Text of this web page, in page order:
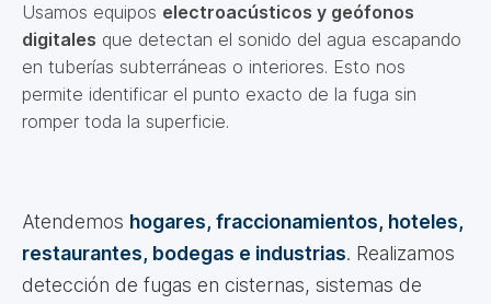
Usamos equipos electroacústicos y geófonos
digitales que detectan el sonido del agua escapando
en tuberías subterráneas o interiores. Esto nos
permite identificar el punto exacto de la fuga sin
romper toda la superficie.
Atendemos hogares, fraccionamientos, hoteles,
restaurantes, bodegas e industrias. Realizamos
detección de fugas en cisternas, sistemas de